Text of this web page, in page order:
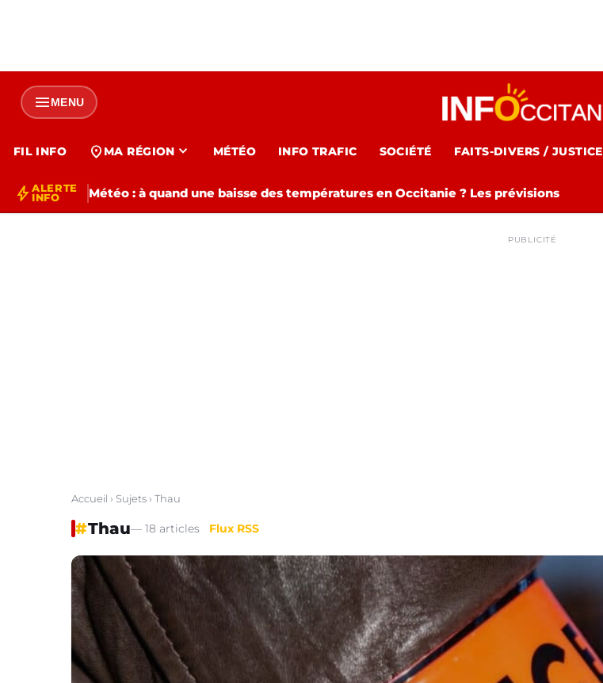
menuMENU
FIL INFO location_on MA RÉGION expand_more MÉTÉO INFO TRAFIC SOCIÉTÉ FAITS-DIVERS / JUSTICE
bolt ALERTE
INFO
Météo : à quand une baisse des températures en Occitanie ? Les prévisions
PUBLICITÉ
Accueil › Sujets› Thau
#Thau— 18 articles Flux RSS